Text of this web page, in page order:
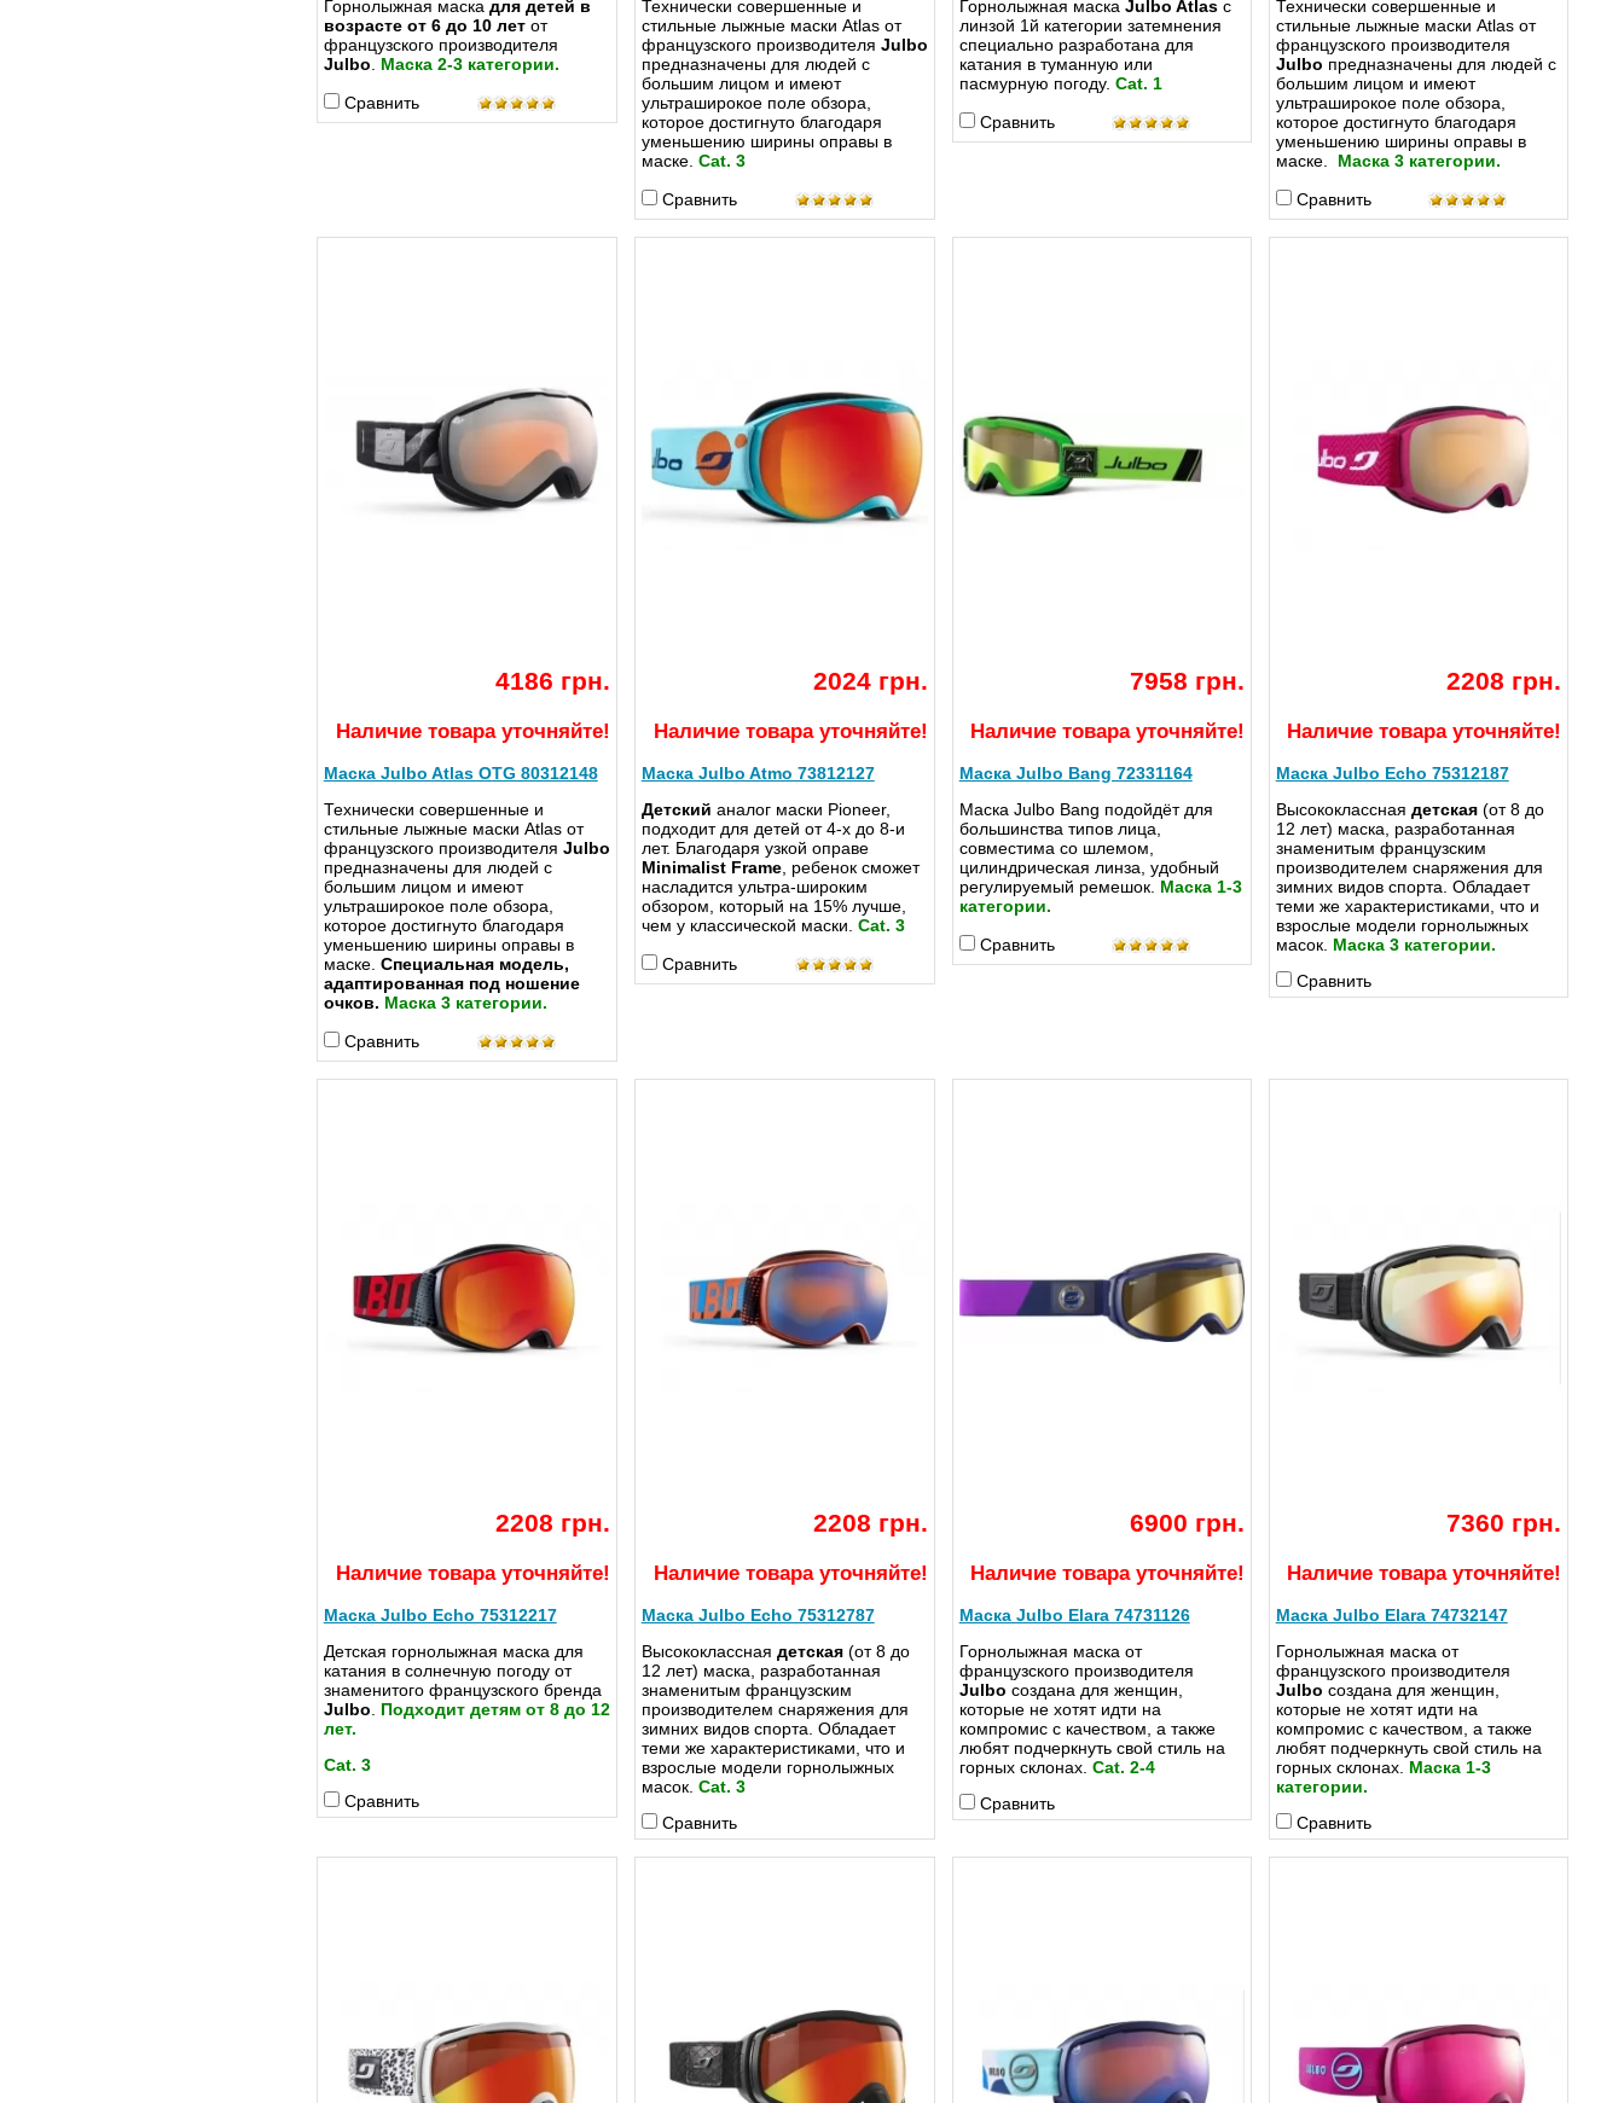
Горнолыжная маска для детей в
возрасте от 6 до 10 лет от
французского производителя
Julbo
Маска 2-3 категории.
Сравнить
Технически совершенные и
стильные лыжные маски Atlas от
французского производителя Julbo
предназначены для людей с
большим лицом и имеют
ультраширокое поле обзора,
которое достигнуто благодаря
уменьшению ширины оправы в
маске. Cat. 3
Сравнить
Горнолыжная маска Julbo Atlasс
линзой 1й категории затемнения
специально разработана для
катания в туманную или
пасмурную погоду. Cat. 1
Сравнить
Технически совершенные и
стильные лыжные маски Atlas от
французского производителя
Julbo предназначены для людей с
большим лицом и имеют
ультраширокое поле обзора,
которое достигнуто благодаря
уменьшению ширины оправы в
маске.
Маска 3 категории.
Сравнить
4186 грн.
Наличие товара уточняйте!
Маска Julbo Atlas OTG 80312148
Технически совершенные и
стильные лыжные маски Atlas от
французского производителя Julbo
предназначены для людей с
большим лицом и имеют
ультраширокое поле обзора,
которое достигнуто благодаря
уменьшению ширины оправы в
маске. Специальная модель,
адаптированная под ношение
очков. Маска 3 категории.
Сравнить
2024 грн.
Наличие товара уточняйте!
Маска Julbo Atmo 73812127
Детский аналог маски Pioneer,
подходит для детей от 4-х до 8-и
лет. Благодаря узкой оправе
Minimalist Frame, ребенок сможет
насладится ультра-широким
обзором, который на 15% лучше,
чем у классической маски. Cat. 3
Сравнить
7958 грн.
Наличие товара уточняйте!
Маска Julbo Bang 72331164
Маска Julbo Bang подойдёт для
большинства типов лица,
совместима со шлемом,
цилиндрическая линза, удобный
регулируемый ремешок. Маска 1-3
категории.
Сравнить
2208 грн.
Наличие товара уточняйте!
Маска Julbo Echo 75312187
Высококлассная детская(от 8 до
12 лет) маска, разработанная
знаменитым французским
производителем снаряжения для
зимних видов спорта. Обладает
теми же характеристиками, что и
взрослые модели горнолыжных
масок. Маска 3 категории.
Сравнить
2208 грн.
Наличие товара уточняйте!
Маска Julbo Echo 75312217
Детская горнолыжная маска для
катания в солнечную погоду от
знаменитого французского бренда
Julbo
Подходит детям от 8 до 12
лет.
Cat. 3
Сравнить
2208 грн.
Наличие товара уточняйте!
Маска Julbo Echo 75312787
Высококлассная детская(от 8 до
12 лет) маска, разработанная
знаменитым французским
производителем снаряжения для
зимних видов спорта. Обладает
теми же характеристиками, что и
взрослые модели горнолыжных
масок. Cat. 3
Сравнить
6900 грн.
Наличие товара уточняйте!
Маска Julbo Elara 74731126
Горнолыжная маска от
французского производителя
Julbo создана для женщин,
которые не хотят идти на
компромис с качеством, а также
любят подчеркнуть свой стиль на
горных склонах. Cat. 2-4
Сравнить
7360 грн.
Наличие товара уточняйте!
Маска Julbo Elara 74732147
Горнолыжная маска от
французского производителя
Julbo создана для женщин,
которые не хотят идти на
компромис с качеством, а также
любят подчеркнуть свой стиль на
горных склонах. Маска 1-3
категории.
Сравнить